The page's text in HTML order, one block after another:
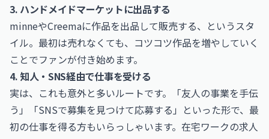
3. ハンドメイドマーケットに出品する
minneやCreemaに作品を出品して販売する、というスタ
イル。最初は売れなくても、コツコツ作品を増やしていく
ことでファンが付き始めます。
4. 知人・SNS経由で仕事を受ける
実は、これも意外と多いルートです。「友人の事業を手伝
う」「SNSで募集を見つけて応募する」といった形で、最
初の仕事を得る方もいらっしゃいます。 在宅ワークの求人